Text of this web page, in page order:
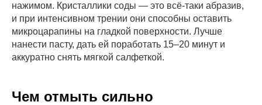
нажимом. Кристаллики соды — это всё-таки абразив,
и при интенсивном трении они способны оставить
микроцарапины на гладкой поверхности. Лучше
нанести пасту, дать ей поработать 15–20 минут и
аккуратно снять мягкой салфеткой.
Чем отмыть сильно
Объем работ
+7